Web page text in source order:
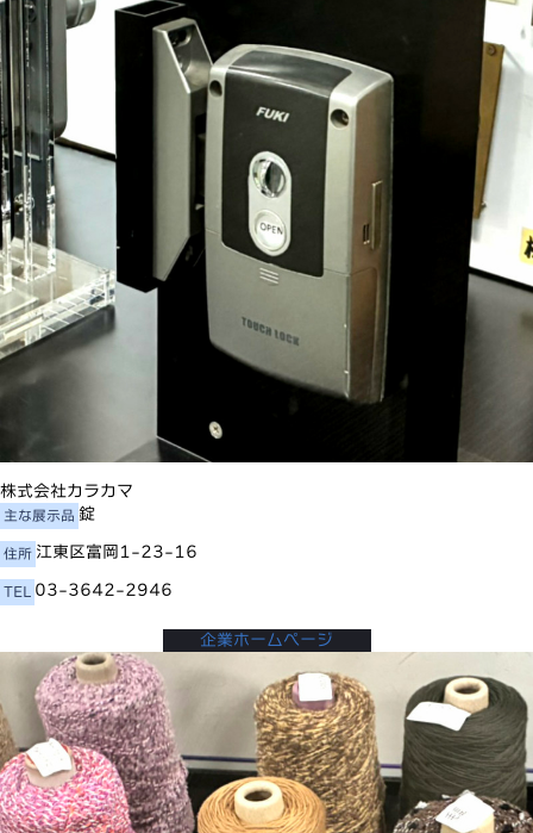
株式会社カラカマ
主な展示品 錠
住所 江東区富岡1-23-16
TEL 03-3642-2946
企業ホームページ